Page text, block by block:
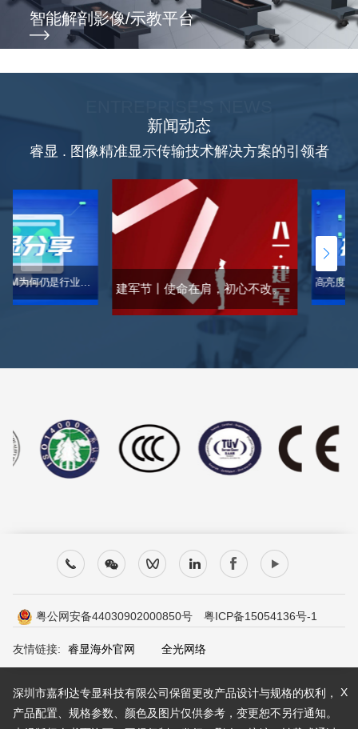
智能解剖影像/示教平台
新闻动态
睿显 . 图像精准显示传输技术解决方案的引领者
建军节丨使命在肩，初心不改。
粤公网安备44030902000850号 粤ICP备15054136号-1
友情链接: 睿显海外官网 全光网络
深圳市嘉利达专显科技有限公司保留更改产品设计与规格的权利，
产品配置、规格参数、颜色及图片仅供参考，变更恕不另行通知。
未经版权人书面许可，不得复制、发行、删改、摘编、转载或通过
X